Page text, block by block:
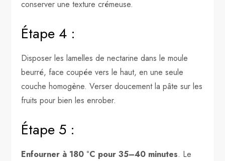
conserver une texture crémeuse.
Étape 4 :
Disposer les lamelles de nectarine dans le moule
beurré, face coupée vers le haut, en une seule
couche homogène. Verser doucement la pâte sur les
fruits pour bien les enrober.
Étape 5 :
Enfourner à 180 °C pour 35–40 minutes. Le